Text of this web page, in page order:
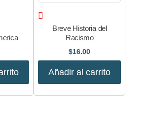
Breve Historia del
Racismo
$16.00
Añadir al carrito